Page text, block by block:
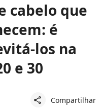
cabelo que
é
los na
e 30
share Compartilhar